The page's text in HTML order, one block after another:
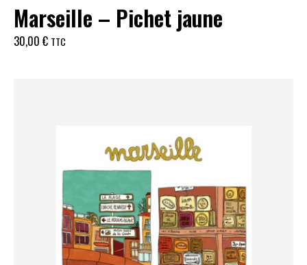
Marseille – Pichet jaune
30,00 € TTC